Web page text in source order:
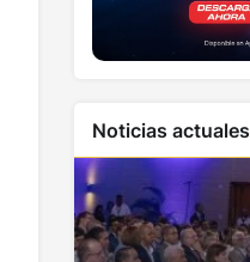
Noticias actuales